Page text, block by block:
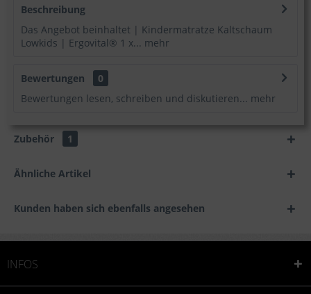
Beschreibung
Das Angebot beinhaltet | Kindermatratze Kaltschaum
Lowkids | Ergovital® 1 x... mehr
Bewertungen
0
Bewertungen lesen, schreiben und diskutieren... mehr
Zubehör 1
Ähnliche Artikel
Kunden haben sich ebenfalls angesehen
INFOS